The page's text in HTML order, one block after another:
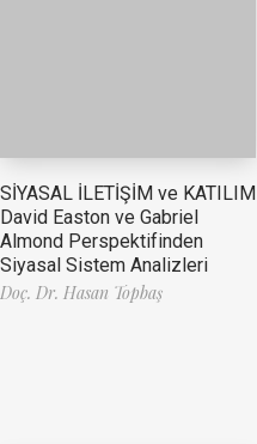
SİYASAL İLETİŞİM ve KATILIM
David Easton ve Gabriel
Almond Perspektifinden
Siyasal Sistem Analizleri
Doç. Dr. Hasan Topbaş